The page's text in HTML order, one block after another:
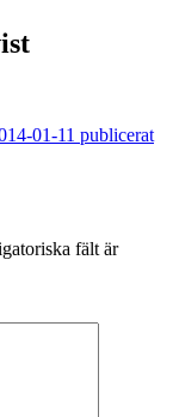
01-11 publicerat
fält är